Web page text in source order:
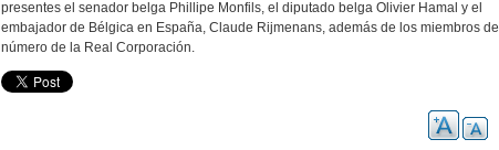
presentes el senador belga Phillipe Monfils, el diputado belga Olivier Hamal y el
embajador de Bélgica en España, Claude Rijmenans, además de los miembros de
número de la Real Corporación.